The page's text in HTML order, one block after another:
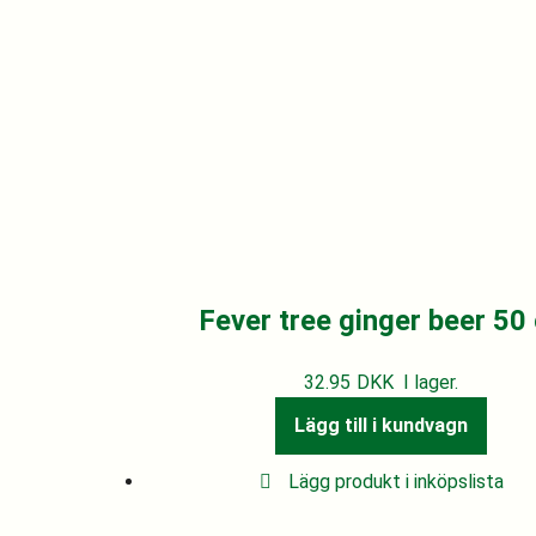
Fever tree ginger beer 50
32.95 DKK
I lager.
Lägg till i kundvagn
Lägg produkt i inköpslista